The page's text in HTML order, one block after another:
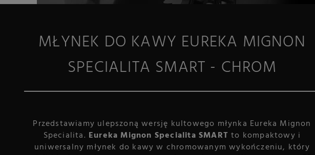
MŁYNEK DO KAWY EUREKA MIGNON
SPECIALITA SMART - CHROM
Przedstawiamy ulepszoną wersję kultowego młynka Eureka Mignon
Specialita. Eureka Mignon Specialita SMART to kompaktowy i
uniwersalny młynek do kawy w chromowanym wykończeniu, który